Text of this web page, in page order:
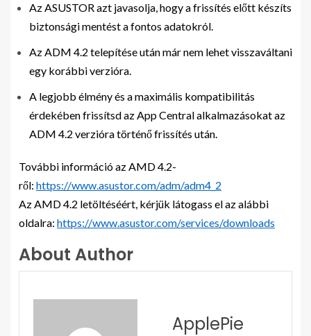
Az ASUSTOR azt javasolja, hogy a frissítés előtt készíts
biztonsági mentést a fontos adatokról.
Az ADM 4.2 telepítése után már nem lehet visszaváltani
egy korábbi verzióra.
A legjobb élmény és a maximális kompatibilitás
érdekében frissítsd az App Central alkalmazásokat az
ADM 4.2 verzióra történő frissítés után.
További információ az AMD 4.2-
ről: https://www.asustor.com/adm/adm4_2
Az AMD 4.2 letöltéséért, kérjük látogass el az alábbi
oldalra: https://www.asustor.com/services/downloads
About Author
ApplePie